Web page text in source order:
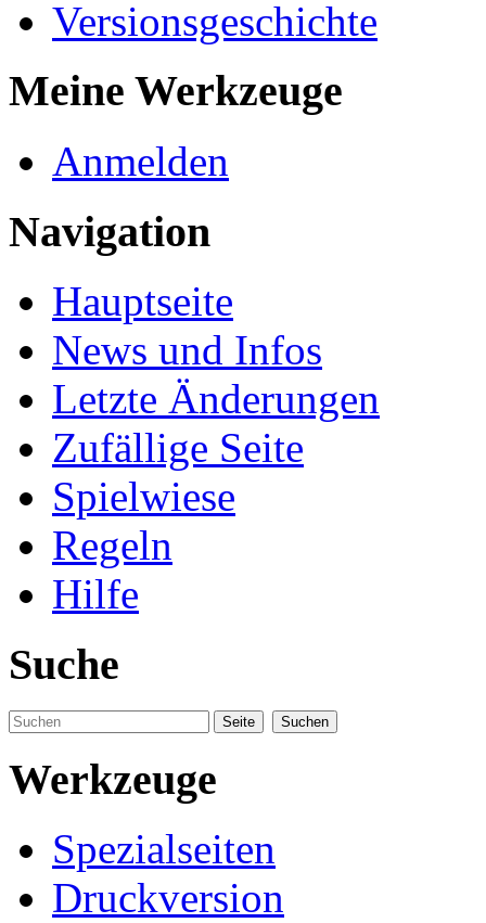
Versionsgeschichte
Meine Werkzeuge
Anmelden
Navigation
Hauptseite
News und Infos
Letzte Änderungen
Zufällige Seite
Spielwiese
Regeln
Hilfe
Suche
Werkzeuge
Spezialseiten
Druckversion